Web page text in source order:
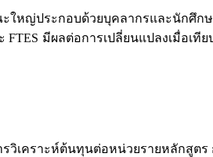
ใหญ่ประกอบด้วยบุคลากรและนักศึก
FTES มีผลต่อการเปลี่ยนแปลงเมื่อ
ารวิเคราะห์ต้นทุนต่อหน่วยรายหลัก